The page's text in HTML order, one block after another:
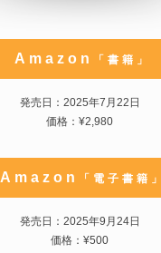
Amazon 「書籍」
発売日：2025年7月22日
価格：¥2,980
Amazon 「電子書籍」
発売日：2025年9月24日
価格：¥500